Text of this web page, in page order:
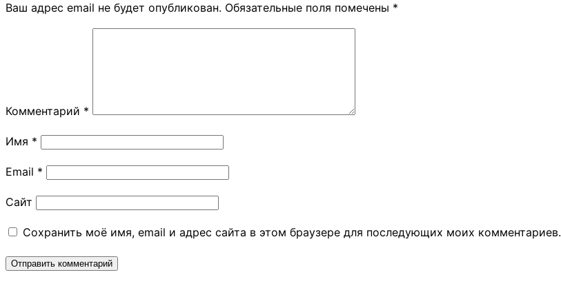
Ваш адрес email не будет опубликован. Обязательные поля помечены *
Комментарий *
Имя *
Email *
Сайт
Сохранить моё имя, email и адрес сайта в этом браузере для последующих моих комментариев.